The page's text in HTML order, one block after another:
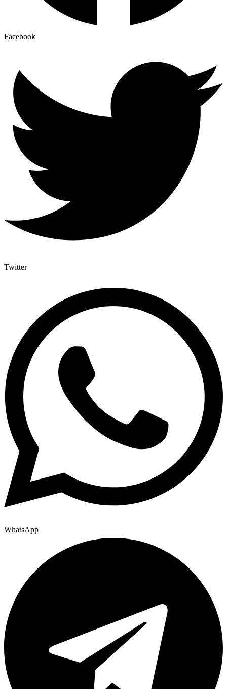
Facebook
Twitter
WhatsApp